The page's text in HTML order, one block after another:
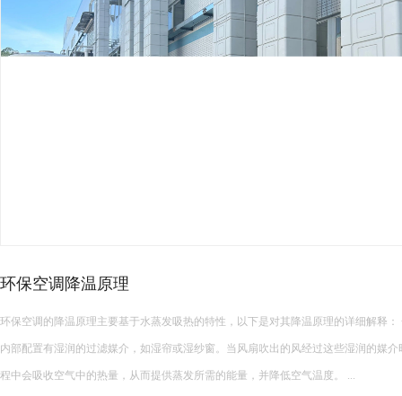
环保空调降温原理
环保空调的降温原理主要基于水蒸发吸热的特性，以下是对其降温原理的详细解释： 一、核心原理 环保空调
内部配置有湿润的过滤媒介，如湿帘或湿纱窗。当风扇吹出的风经过这些湿润的媒
程中会吸收空气中的热量，从而提供蒸发所需的能量，并降低空气温度。 ...